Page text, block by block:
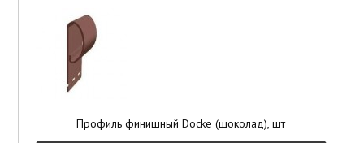
Профиль финишный Docke (шоколад), шт